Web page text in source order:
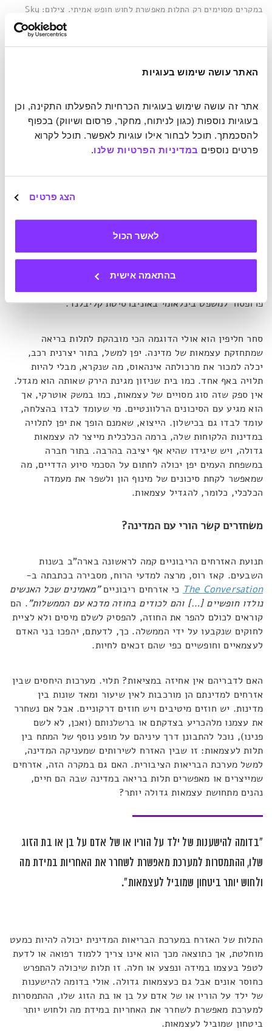
האתר עושה שימוש בעוגיות
פרטים נוספים במדיניות הפרטיות שלנו.
הצג פרטים
לאשר הכול
בהתאמה אישית
במקרים מסוימים רק התלות מאפשרת לחוש חופש אמיתי. צילום: Sky
תלות לעצמאות. בכתבה שפורסמה ב-
על-מנת שיוכרו באופן רשמי כישויות ריבוניות. ארבעת מאפייני
הבסיס – שאינם מהווים אישור לעצמאות אלא מעין סף כניסה
להגשת המועמדות – הם: אוכלוסייה קבועה (במידת מה),
טריטוריה, ממשלה או גוף ניהולי מתפקד כלשהו והיכולת לנהל
יחסים עם מדינות אחרות כריבונות.
באופן שמרגיש קצת אירוני אבל ברור לחלוטין, ההכרה
בעצמאותה של מדינה תלויה בצורה שבה המדינות האחרות רואות
אותה. כלומר, כדי להיות עצמאית עליה להיות תלויה באחרים
ובקיום של מערכות יחסים עימם. נשאל אחרת: אם מדינה מכריזה
האם היא נחשבת עצמאית מעתה?"למעשה, בלתי אפשרי עבור
קבוצה להיות עצמאית ולתבוע את מדינתה שלה אלא אם כן
מדינות חזקות אחרות, מוכנות לתמוך בה", אומרת מילנה סטריו,
פרופסור למשפט בינלאומי באוניברסיטת קליבלנד.
סחר חליפין הוא אולי הדוגמה הכי מובהקת לתלות בריאה
שמתחזקת עצמאות של מדינה. יפן למשל, בתור יצרנית רכב,
יכלה למכור את מרכולתה אינהאוס, מה שנקרא, מבלי להיות
תלויה באף אחד. כמו בית שניזון מגינת הירק שאותה הוא מגדל.
אין ספק שזה סוג מסויים של עצמאות, כמו במשק אוטרקי, אך
הוא מגיע עם הסיכונים הרלוונטיים. מי שעומד לבדו בהצלחה,
עומד לבדו גם בכישלון. הייצוא, שאמנם הופך את יפן לתלויה
במדינות הלקוחות שלה, ברמה הכלכלית מייצר לה עצמאות
גדולה, ויש שיגידו שהיא אף יציבה בהרבה. בתור חברה
במשפחת העמים יפן יכולה לחתום על הסכמי סיוע הדדיים, מה
שמאפשר לקחת סיכונים של מינוף הון ולשפר את מעמדה
הכלכלי, כלומר, להגדיל עצמאות.
משחזרים קשר הורי עם המדינה?
תנועת האזרחים הריבוניים קמה לראשונה בארה"ב בשנות
השבעים. קאז רוס, מרצה למדעי הרוח, מסבירה בכתבתה ב-
The Conversation כי אזרחים ריבוניים"מאמינים שכל האנשים
נולדו חופשיים […] והם לכודים בחוזה מדכא עם הממשלות". הם
קוראים לכולם להפר את החוזה, להפסיק לשלם מיסים ולא לציית
לחוקים שנקבעו על ידי הממשלה. כך, לדעתם, יהפכו בני האדם
לעצמאיים וחופשיים כפי שהם זכאים לחיות.
האם לדבריהם אין אחיזה במציאות? תלוי. מערכות היחסים שבין
אזרחים למדינתם הן מורכבות לאין שיעור ומאד שונות בין
מדינות. יש חוזים מיטיבים ויש חוזים דרקוניים. אבל אם נשחרר
את עצמנו מלהכריע בצדקתם או ברשלנותם (ואכן, לא לשם
פנינו), נוכל להתבונן דרך עיניהם על מופע נוסף של המתח בין
תלות לעצמאות: זו שבין האזרח לשירותים שמעניקה המדינה,
למשל מערכת הבריאות הציבורית. האם גם במקרה הזה, אזרחים
שמייצרים או מאפשרים תלות בריאה במדינה שבה הם חיים,
נהנים מתחושת עצמאות גדולה יותר?
"בדומה להישענות של ילד על הוריו או של אדם על בן או בת הזוג
שלו, ההתמסרות למערכת מאפשרת לשחרר את האחריות במידת מה
ולחוש יותר ביטחון שמוביל לעצמאות".
התלות של האזרח במערכת הבריאות המדינית יכולה להיות כמעט
מוחלטת, אך כתוצאה מכך הוא אינו צריך ללמוד רפואה או לדעת
לטפל בעצמו במידה ונפצע או חלה. זו תלות שיכולה להתפרש
כחוסר אונים אבל גם כעצמאות גדולה. אולי בדומה להישענות
של ילד על הוריו או של אדם על בן או בת הזוג שלו, ההתמסרות
למערכת מאפשרת לשחרר את האחריות במידת מה ולחוש יותר
ביטחון שמוביל לעצמאות.